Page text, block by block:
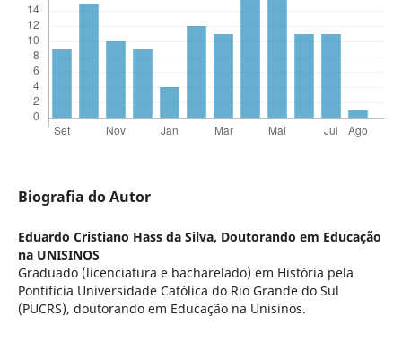
Biografia do Autor
Eduardo Cristiano Hass da Silva, Doutorando em Educação
na UNISINOS
Graduado (licenciatura e bacharelado) em História pela
Pontifícia Universidade Católica do Rio Grande do Sul
(PUCRS), doutorando em Educação na Unisinos.